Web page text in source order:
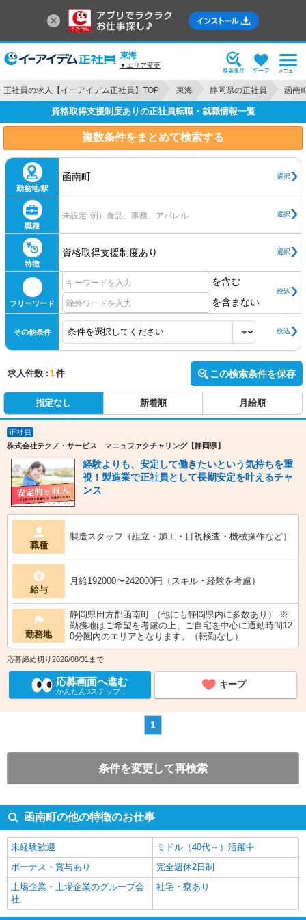
東海
▼エリア変更
正社員の求人【イーアイデム正社員】TOP 東海 静岡県の正社員 函南
資格取得支援制度ありの正社員転職・就職情報一覧
複数条件をまとめて検索する
勤務地/駅
函南町 選択
職種
未設定 例）食品、事務、アパレル 選択
特徴
資格取得支援制度あり 選択
フリーワード
を含む
を含まない
絞込
その他条件 絞込
求人件数 : 1件 この検索条件を保存
指定なし 新着順 月給順
正社員
株式会社テクノ・サービス マニュファクチャリング【静岡県】
経験よりも、安定して働きたいという気持ちを重
視！製造業で正社員として長期安定を叶えるチャ
ンス
職種
製造スタッフ（組立・加工・目視検査・機械操作など）
給与
月給192000〜242000円（スキル・経験を考慮）
勤務地
静岡県田方郡函南町 （他にも静岡県内に多数あり） ※
勤務地はご希望を考慮の上、ご自宅を中心に通勤時間12
0分圏内のエリアとなります。（転勤なし）
応募締め切り2026/08/31まで
応募画面へ進む
かんたん3ステップ！
キープ
1
条件を変更して再検索
函南町の他の特徴のお仕事
未経験歓迎
ミドル（40代～）活躍中
ボーナス・賞与あり
完全週休2日制
上場企業・上場企業のグループ会
社
社宅・寮あり